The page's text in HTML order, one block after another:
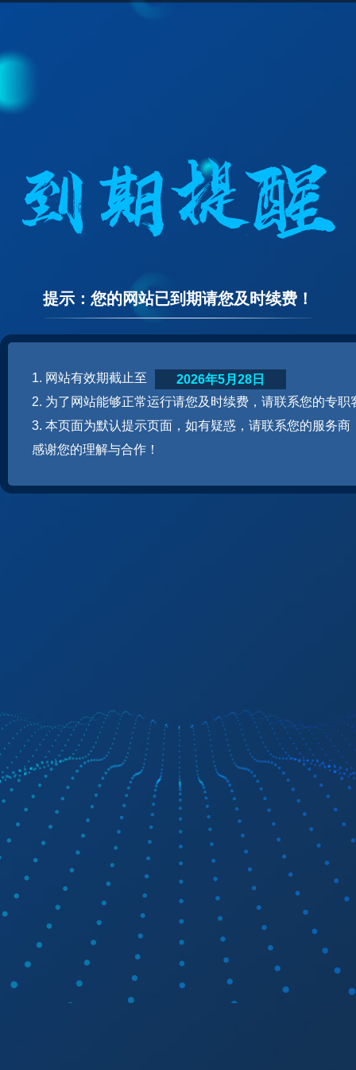
提示：您的网站已到期请您及时续费！
1. 网站有效期截止至
2. 为了网站能够正常运行请您及时续费，请联系您的专职
3. 本页面为默认提示页面，如有疑惑，请联系您的服务商
感谢您的理解与合作！
2026年5月28日